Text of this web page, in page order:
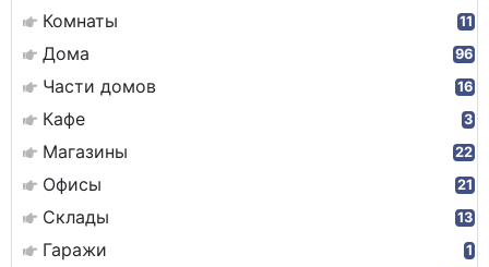
Комнаты 11
Дома 96
Части домов 16
Кафе 3
Магазины 22
Офисы 21
Склады 13
Гаражи 1